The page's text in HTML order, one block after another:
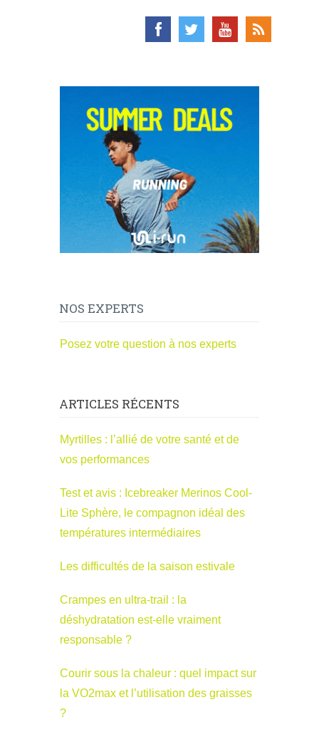
NOS EXPERTS
Posez votre question à nos experts
ARTICLES RÉCENTS
Myrtilles : l’allié de votre santé et de
vos performances
Test et avis : Icebreaker Merinos Cool-
Lite Sphère, le compagnon idéal des
températures intermédiaires
Les difficultés de la saison estivale
Crampes en ultra-trail : la
déshydratation est-elle vraiment
responsable ?
Courir sous la chaleur : quel impact sur
la VO2max et l’utilisation des graisses
?